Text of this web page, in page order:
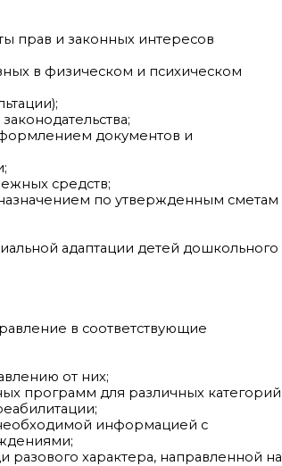
прав и законных интересов
в физическом и психическом
документов и
средств;
по утвержденным сметам
адаптации детей дошкольного
в соответствующие
от них;
программ для различных категорий
информацией с
характера, направленной на